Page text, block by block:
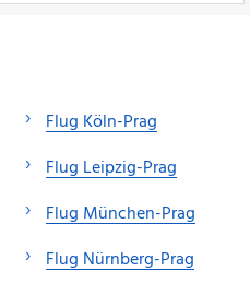
Flug Köln-Prag
Flug Leipzig-Prag
Flug München-Prag
Flug Nürnberg-Prag